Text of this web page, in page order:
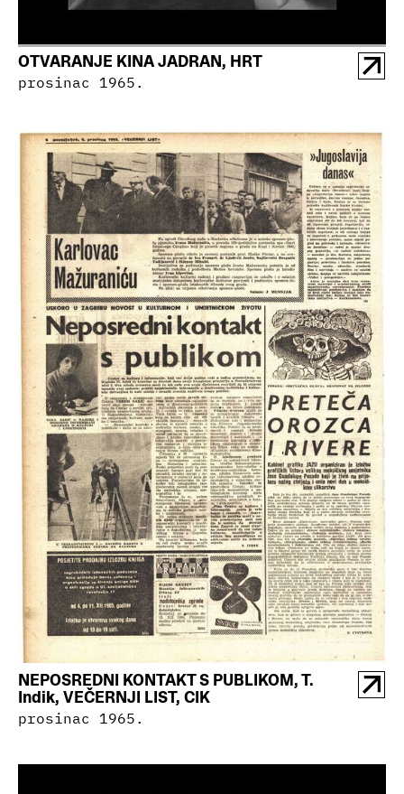
OTVARANJE KINA JADRAN, HRT
prosinac 1965.
NEPOSREDNI KONTAKT S PUBLIKOM, T.
Indik, VEČERNJI LIST, CIK
prosinac 1965.